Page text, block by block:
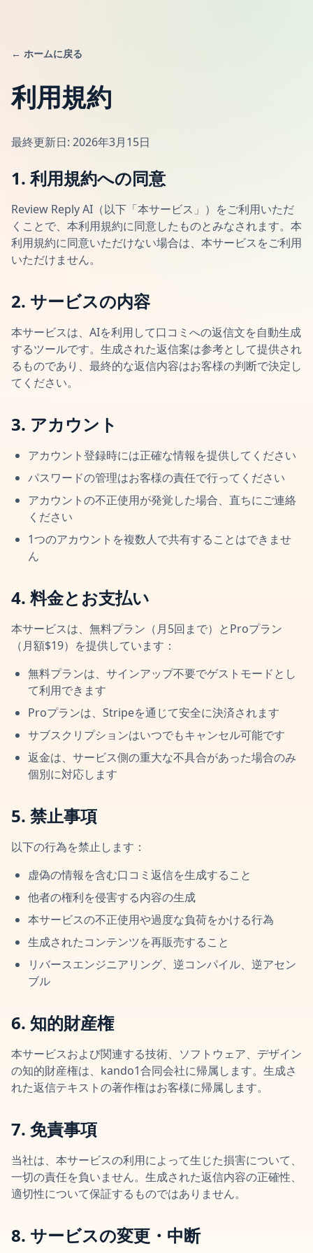
← ホームに戻る
利用規約
最終更新日: 2026年3月15日
1. 利用規約への同意
Review Reply AI（以下「本サービス」）をご利用いただ
くことで、本利用規約に同意したものとみなされます。本
利用規約に同意いただけない場合は、本サービスをご利用
いただけません。
2. サービスの内容
本サービスは、AIを利用して口コミへの返信文を自動生成
するツールです。生成された返信案は参考として提供され
るものであり、最終的な返信内容はお客様の判断で決定し
てください。
3. アカウント
アカウント登録時には正確な情報を提供してください
パスワードの管理はお客様の責任で行ってください
アカウントの不正使用が発覚した場合、直ちにご連絡
ください
1つのアカウントを複数人で共有することはできませ
ん
4. 料金とお支払い
本サービスは、無料プラン（月5回まで）とProプラン
（月額$19）を提供しています：
無料プランは、サインアップ不要でゲストモードとし
て利用できます
Proプランは、Stripeを通じて安全に決済されます
サブスクリプションはいつでもキャンセル可能です
返金は、サービス側の重大な不具合があった場合のみ
個別に対応します
5. 禁止事項
以下の行為を禁止します：
虚偽の情報を含む口コミ返信を生成すること
他者の権利を侵害する内容の生成
本サービスの不正使用や過度な負荷をかける行為
生成されたコンテンツを再販売すること
リバースエンジニアリング、逆コンパイル、逆アセン
ブル
6. 知的財産権
本サービスおよび関連する技術、ソフトウェア、デザイン
の知的財産権は、kando1合同会社に帰属します。生成さ
れた返信テキストの著作権はお客様に帰属します。
7. 免責事項
当社は、本サービスの利用によって生じた損害について、
一切の責任を負いません。生成された返信内容の正確性、
適切性について保証するものではありません。
8. サービスの変更・中断